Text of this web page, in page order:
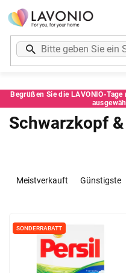
Zum
Inhalt
springen
Begrüßen Sie die LAVONIO-
Schwarzkopf
u
k
Meistverkauft Günstigste
L
SONDERRABATT